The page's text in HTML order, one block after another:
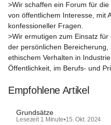
>Wir schaffen ein Forum für
von öffentlichem Interesse, mit
konfessioneller Fragen.
>Wir ermutigen zum Einsatz
der persönlichen
ethischem Verhalten in
Öffentlichkeit, im Berufs- und
Empfohlene Artikel
Grundsätze
Lesezeit 1 Minute•15. Okt. 2024